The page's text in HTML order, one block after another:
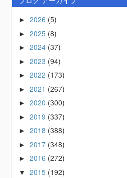
►2026 (5)
►2025 (8)
►2024 (37)
►2023 (94)
►2022 (173)
►2021 (267)
►2020 (300)
►2019 (337)
►2018 (388)
►2017 (348)
►2016 (272)
▼2015 (192)